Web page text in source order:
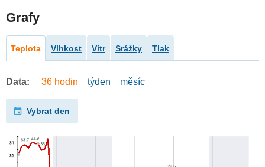
Grafy
Teplota Vlhkost Vítr Srážky Tlak
Data: 36 hodin týden měsíc
Vybrat den